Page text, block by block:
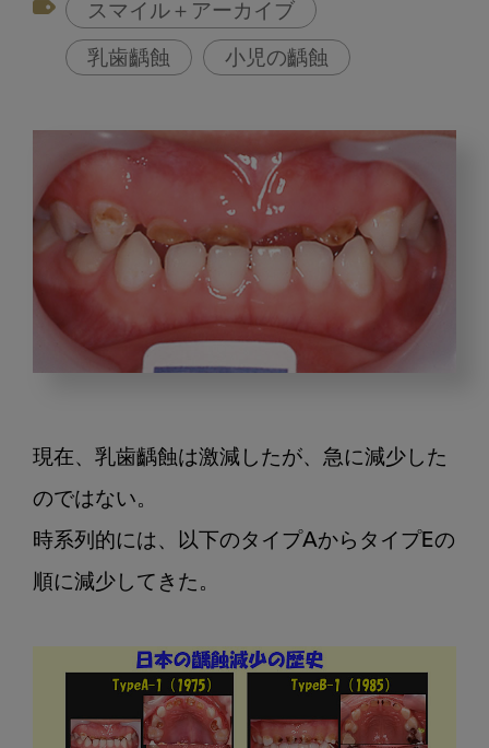
スマイル＋アーカイブ
乳歯齲蝕 小児の齲蝕
の
小
児
の
齲
蝕
少
現在、乳歯齲蝕は激減したが、急に減少した
のではない。
時系列的には、以下のタイプAからタイプEの
順に減少してきた。